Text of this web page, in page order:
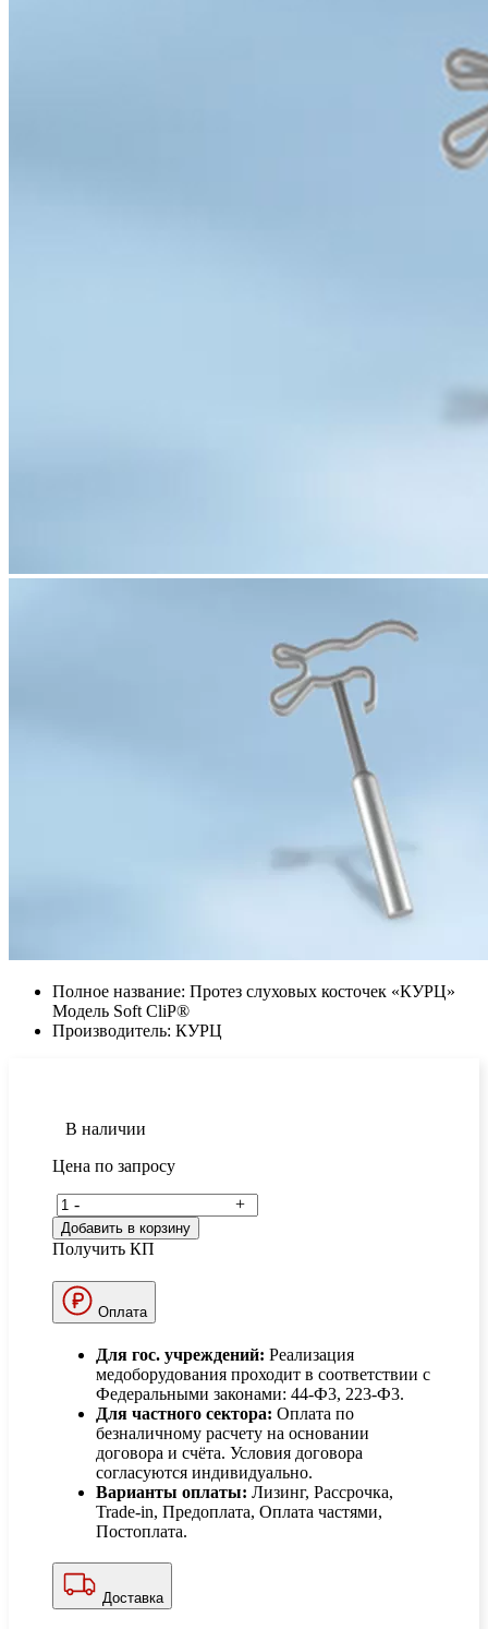
Полное название: Протез слуховых косточек «КУРЦ»
Модель Soft CliP®
Производитель: КУРЦ
В наличии
Цена по запросу
- +
Добавить в корзину
Получить КП
Оплата
Для гос. учреждений: Реализация
медоборудования проходит в соответствии с
Федеральными законами: 44-Ф3, 223-Ф3.
Для частного сектора: Оплата по
безналичному расчету на основании
договора и счёта. Условия договора
согласуются индивидуально.
Варианты оплаты: Лизинг, Рассрочка,
Trade-in, Предоплата, Оплата частями,
Постоплата.
Доставка